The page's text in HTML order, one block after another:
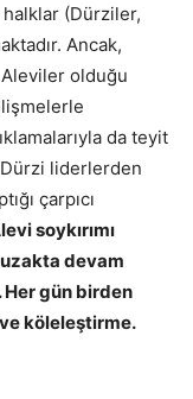
(Dürziler,
Ancak,
Aleviler olduğu
da teyit
liderlerden
çarpıcı
soykırımı
devam
gün birden
köleleştirme.